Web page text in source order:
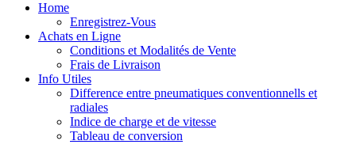
Home
Enregistrez-Vous
Achats en Ligne
Conditions et Modalités de Vente
Frais de Livraison
Info Utiles
Difference entre pneumatiques conventionnells et
radiales
Indice de charge et de vitesse
Tableau de conversion